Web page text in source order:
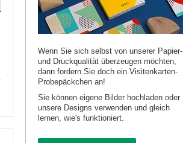
Wenn Sie sich selbst von unserer Papier-
und Druckqualität überzeugen möchten,
dann fordern Sie doch ein Visitenkarten-
Probepäckchen an!
Sie können eigene Bilder hochladen oder
unsere Designs verwenden und gleich
lernen, wie's funktioniert.